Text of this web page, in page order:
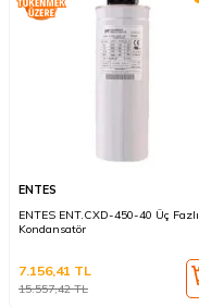
ENTES
ENTES ENT.CXD-450-40 Üç Fazlı
Kondansatör
15.557,42TL
7.156,41 TL